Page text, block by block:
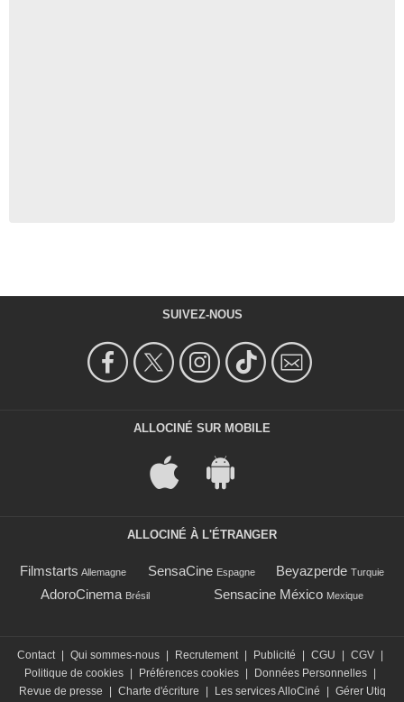
SUIVEZ-NOUS
ALLOCINÉ SUR MOBILE
ALLOCINÉ À L'ÉTRANGER
Filmstarts Allemagne SensaCine Espagne Beyazperde Turquie
AdoroCinema Brésil Sensacine México Mexique
Contact | Qui sommes-nous | Recrutement | Publicité | CGU | CGV |
Politique de cookies | Préférences cookies | Données Personnelles |
Revue de presse
| Charte d'écriture | Les services AlloCiné | Gérer Utiq